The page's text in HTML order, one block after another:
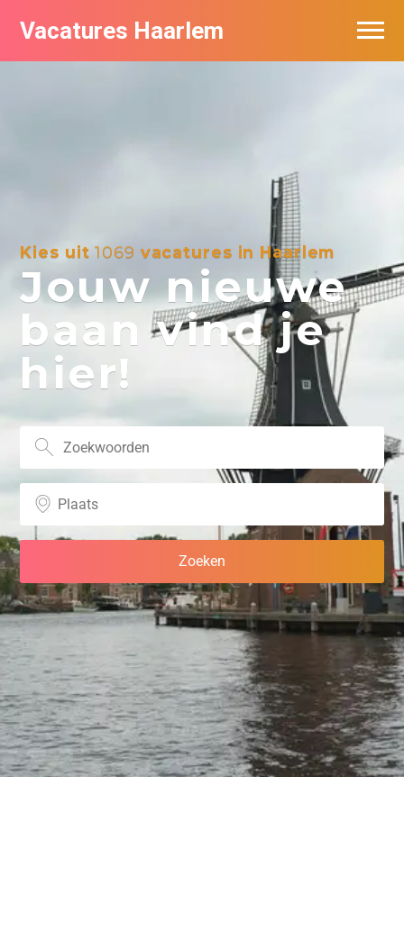
Vacatures Haarlem
Kies uit1069 vacatures in Haarlem
Jouw nieuwe
baan vind je
hier!
Vacatures per bedrijf in Haarlem